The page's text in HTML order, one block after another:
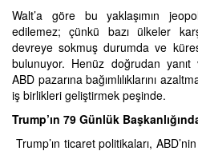
Walt’a göre bu yaklaşımın
edilemez; çünkü bazı ülkeler
devreye sokmuş durumda ve
bulunuyor. Henüz doğrudan
ABD pazarına bağımlılıklarını
iş birlikleri geliştirmek peşinde.
Trump’ın 79 Günlük
Trump’ın ticaret politikaları,